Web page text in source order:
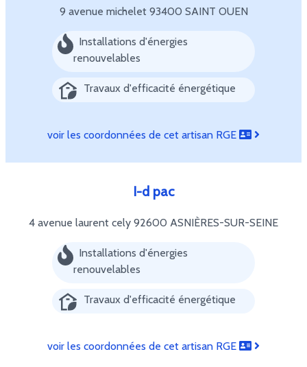
9 avenue michelet 93400 SAINT OUEN
Installations d'énergies
renouvelables
Travaux d'efficacité énergétique
voir les coordonnées de cet artisan RGE
I-d pac
4 avenue laurent cely 92600 ASNIÈRES-SUR-SEINE
Installations d'énergies
renouvelables
Travaux d'efficacité énergétique
voir les coordonnées de cet artisan RGE